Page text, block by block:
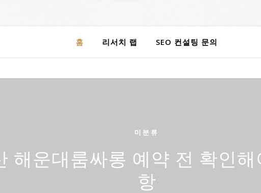
홈 리서치 랩 SEO 컨설팅 문의
미분류
해운대룸싸롱 예약 전 확인
항